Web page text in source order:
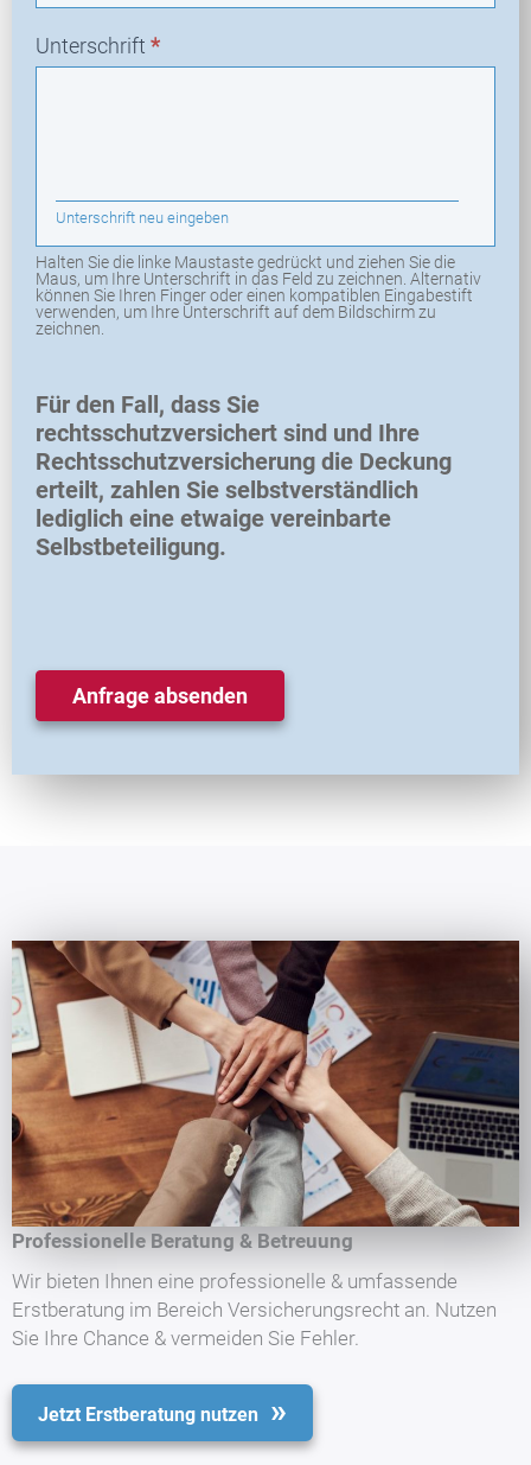
Unterschrift *
Unterschrift neu eingeben
Halten Sie die linke Maustaste gedrückt und ziehen Sie die
Maus, um Ihre Unterschrift in das Feld zu zeichnen. Alternativ
können Sie Ihren Finger oder einen kompatiblen Eingabestift
verwenden, um Ihre Unterschrift auf dem Bildschirm zu
zeichnen.
Für den Fall, dass Sie
rechtsschutzversichert sind und Ihre
Rechtsschutzversicherung die Deckung
erteilt, zahlen Sie selbstverständlich
lediglich eine etwaige vereinbarte
Selbstbeteiligung.
Anfrage absenden
Professionelle Beratung & Betreuung
Wir bieten Ihnen eine professionelle & umfassende
Erstberatung im Bereich Versicherungsrecht an. Nutzen
Sie Ihre Chance & vermeiden Sie Fehler.
Jetzt Erstberatung nutzen